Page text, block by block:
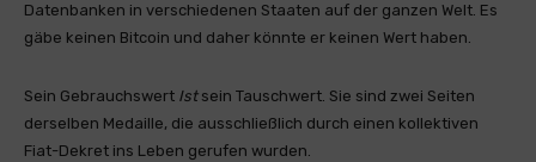
Datenbanken in verschiedenen Staaten auf der ganzen Welt. Es
gäbe keinen Bitcoin und daher könnte er keinen Wert haben.
Sein Gebrauchswert Istsein Tauschwert. Sie sind zwei Seiten
derselben Medaille, die ausschließlich durch einen kollektiven
Fiat-Dekret ins Leben gerufen wurden.